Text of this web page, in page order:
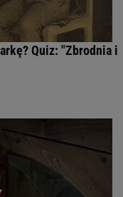
Quiz: "Zbrodnia i